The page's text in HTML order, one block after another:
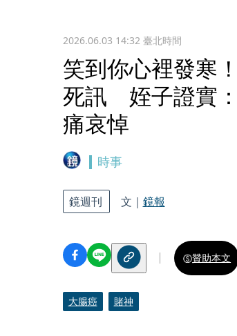
2026.06.03 14:32臺北時間
笑到你心裡發寒
死訊 姪子證實
痛哀悼
時事
鏡週刊 文｜ 鏡報
贊助本文
大腸癌 賭神